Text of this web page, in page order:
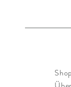
Shop